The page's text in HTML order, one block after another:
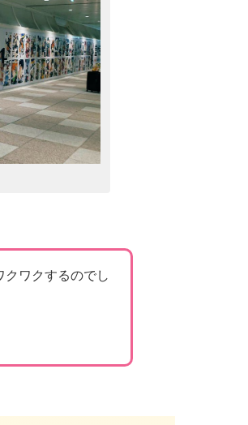
クワクするのでし